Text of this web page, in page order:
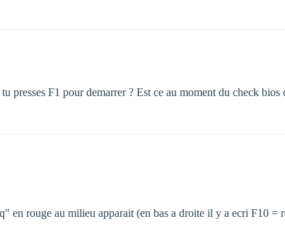
presses F1 pour demarrer ? Est ce au moment du check bios
en rouge au milieu apparait (en bas a droite il y a ecri F10 =